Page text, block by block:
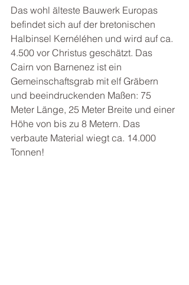
Das wohl älteste Bauwerk Europas
befindet sich auf der bretonischen
Halbinsel Kernéléhen und wird auf ca.
4.500 vor Christus geschätzt. Das
Cairn von Barnenez ist ein
Gemeinschaftsgrab mit elf Gräbern
und beeindruckenden Maßen: 75
Meter Länge, 25 Meter Breite und einer
Höhe von bis zu 8 Metern. Das
verbaute Material wiegt ca. 14.000
Tonnen!